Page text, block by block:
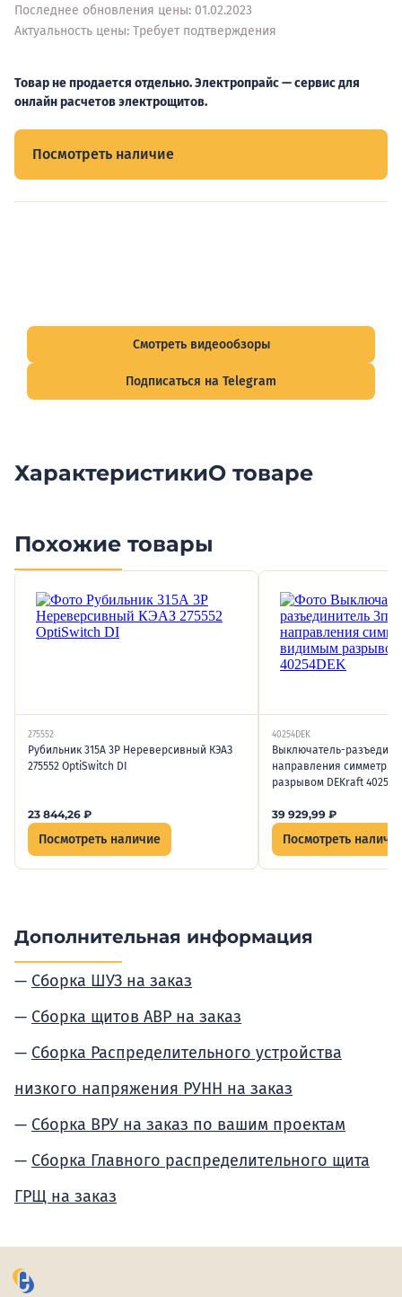
Последнее обновления цены: 01.02.2023
Актуальность цены: Требует подтверждения
Товар не продается отдельно. Электропрайс — сервис для
онлайн расчетов электрощитов.
Посмотреть наличие
Смотреть видеообзоры
Подписаться на Telegram
ХарактеристикиО товаре
Похожие товары
275552
Рубильник 315А 3P Нереверсивный КЭАЗ
275552 OptiSwitch DI
23 844,26 ₽
Посмотреть наличие
40254DEK
Выключатель-
направления симметр.
разрывом DEKraft
39 929,99 ₽
Посмотреть
Дополнительная информация
Сборка ШУЗ на заказ
Сборка щитов АВР на заказ
Сборка Распределительного устройства
низкого напряжения РУНН на заказ
Сборка ВРУ на заказ по вашим проектам
Сборка Главного распределительного щита
ГРЩ на заказ